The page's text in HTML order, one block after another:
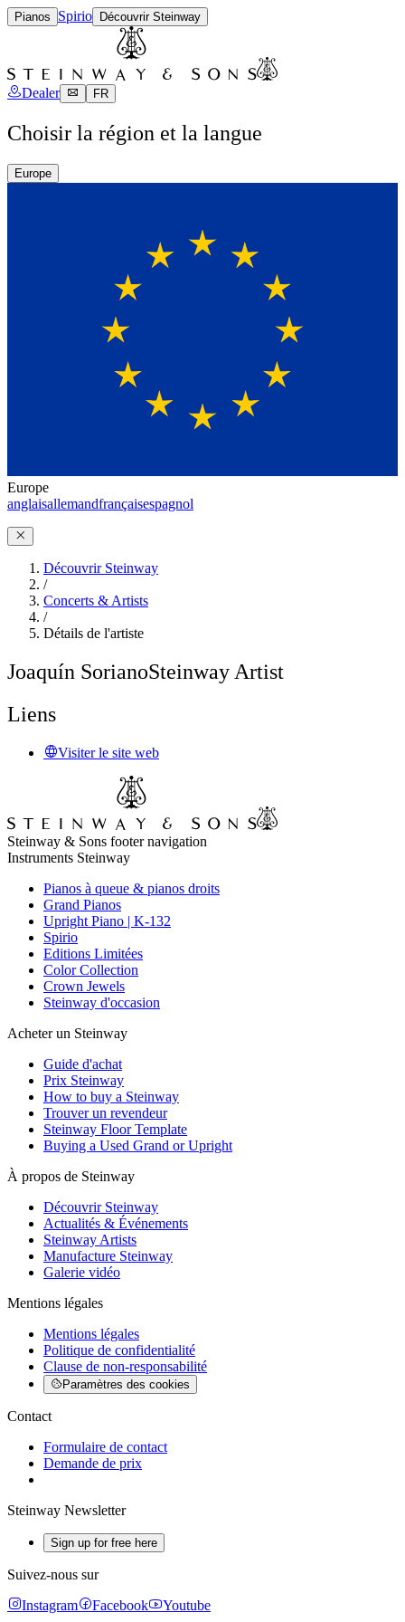
Pianos Spirio Découvrir Steinway
Dealer FR
Choisir la région et la langue
Europe
Europe
anglaisallemandfrançaisespagnol
Découvrir Steinway
/
Concerts & Artists
/
Détails de l'artiste
Joaquín SorianoSteinway Artist
Liens
Visiter le site web
Steinway & Sons footer navigation
Instruments Steinway
Pianos à queue & pianos droits
Grand Pianos
Upright Piano | K-132
Spirio
Editions Limitées
Color Collection
Crown Jewels
Steinway d'occasion
Acheter un Steinway
Guide d'achat
Prix Steinway
How to buy a Steinway
Trouver un revendeur
Steinway Floor Template
Buying a Used Grand or Upright
À propos de Steinway
Découvrir Steinway
Actualités & Événements
Steinway Artists
Manufacture Steinway
Galerie vidéo
Mentions légales
Mentions légales
Politique de confidentialité
Clause de non-responsabilité
Paramètres des cookies
Contact
Formulaire de contact
Demande de prix
Steinway Newsletter
Sign up for free here
Suivez-nous sur
Instagram
Facebook Youtube